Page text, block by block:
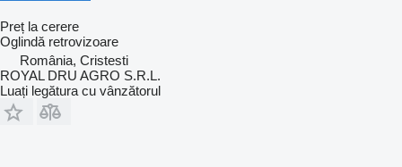
Preț la cerere
Oglindă retrovizoare
România, Cristesti
ROYAL DRU AGRO S.R.L.
Luați legătura cu vânzătorul